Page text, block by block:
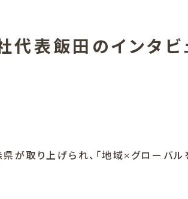
代表飯田のインタ
が取り上げられ、「地域×グローバ